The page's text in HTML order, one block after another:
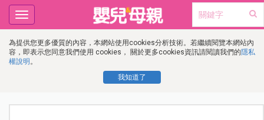
為提供您更多優質的內容，本網站使用cookies分析技術。若繼續閱覽本網站內
容，即表示您同意我們使用 cookies， 關於更多cookies資訊請閱讀我們的隱私
權說明 。
我知道了
Toggle
navigation